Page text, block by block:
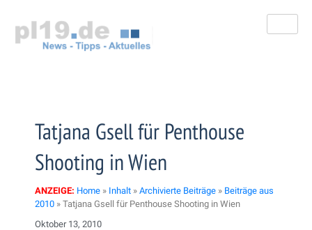
springen
Tatjana Gsell für Penthouse
Shooting in Wien
ANZEIGE: Home » Inhalt » Archivierte Beiträge » Beiträge aus
2010 » Tatjana Gsell für Penthouse Shooting in Wien
Oktober 13, 2010